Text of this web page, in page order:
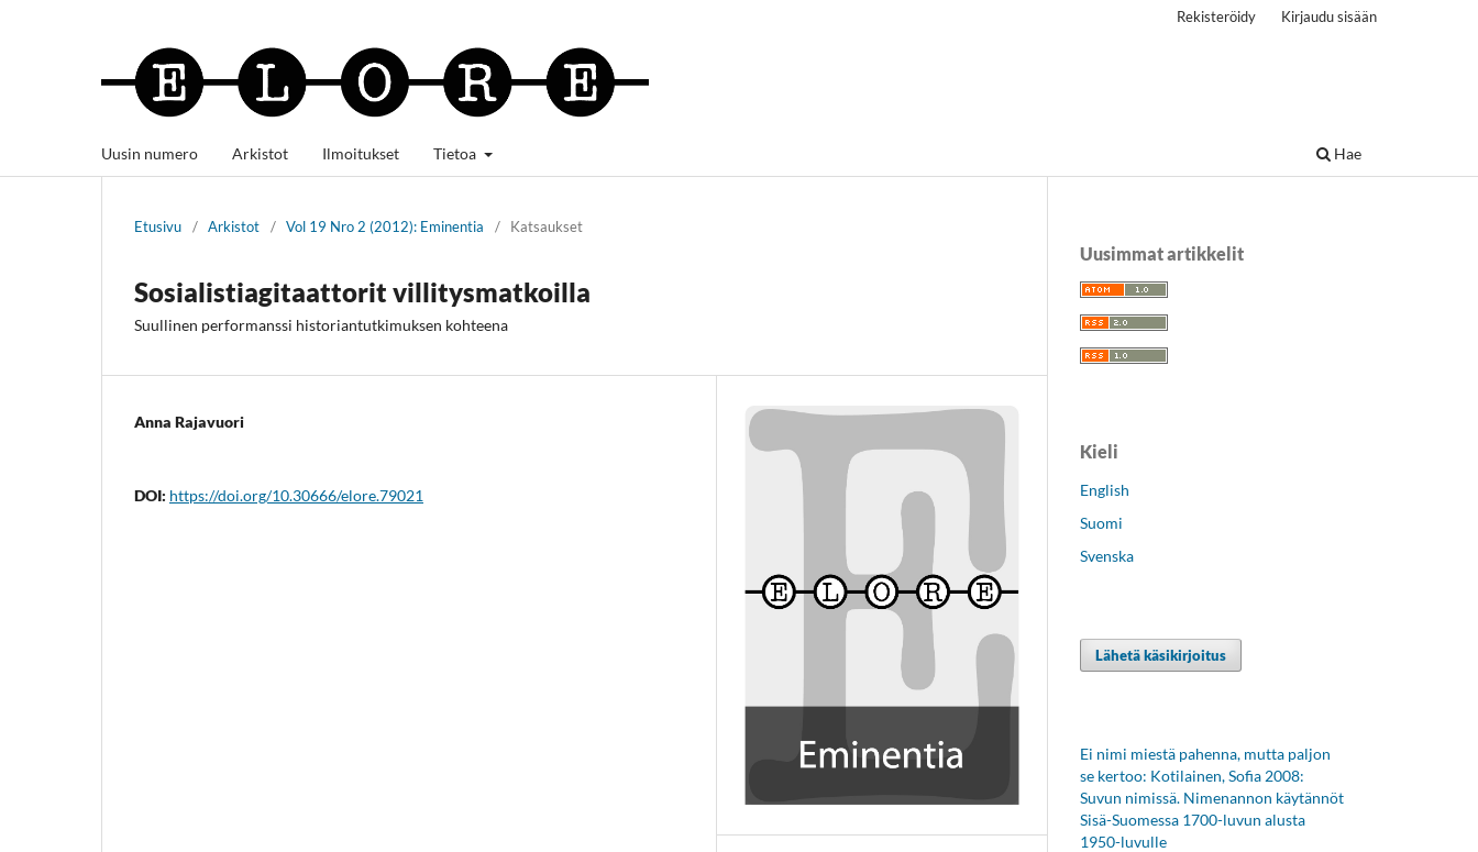
Uusin numero Arkistot Ilmoitukset Tietoa Hae
Rekisteröidy Kirjaudu sisään
Etusivu / Arkistot / Vol 19 Nro 2 (2012): Eminentia / Katsaukset
Sosialistiagitaattorit villitysmatkoilla
Suullinen performanssi historiantutkimuksen kohteena
Anna Rajavuori
DOI: https://doi.org/10.30666/elore.79021
Uusimmat artikkelit
Kieli
English
Suomi
Svenska
Lähetä käsikirjoitus
Ei nimi miestä pahenna, mutta paljon
se kertoo: Kotilainen, Sofia 2008:
Suvun nimissä. Nimenannon käytännöt
Sisä-Suomessa 1700-luvun alusta
1950-luvulle